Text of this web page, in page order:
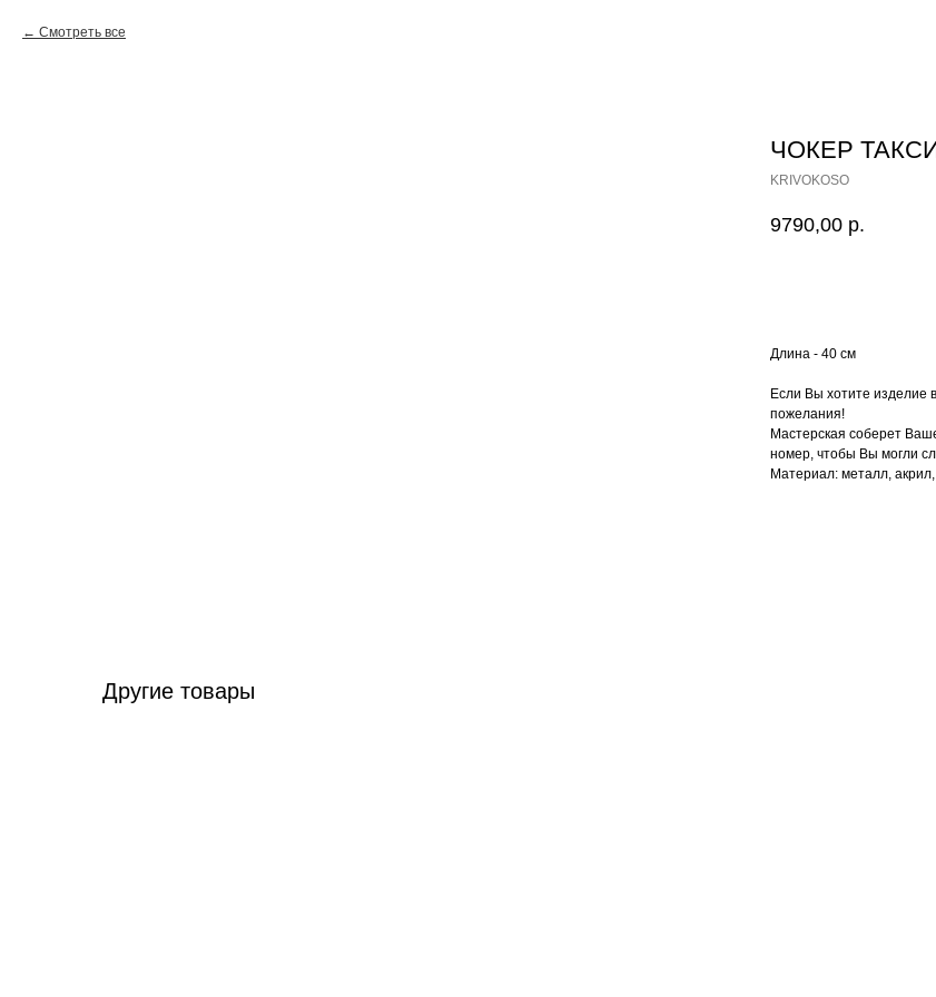
Смотреть все
ЧОКЕР
KRIVOKOSO
9790,00 р.
Длина - 40 см
Если Вы хотите изделие
пожелания!
Мастерская соберет
номер, чтобы Вы могли
Материал: металл,
Другие товары